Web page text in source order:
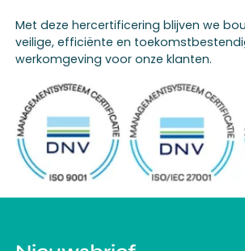
Met deze hercertificering blijven we
veilige, efficiënte en
werkomgeving voor onze klanten.